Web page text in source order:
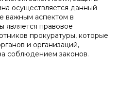
осуществляется данный
важным аспектом в
является правовое
прокуратуры, которые
и организаций,
соблюдением законов.